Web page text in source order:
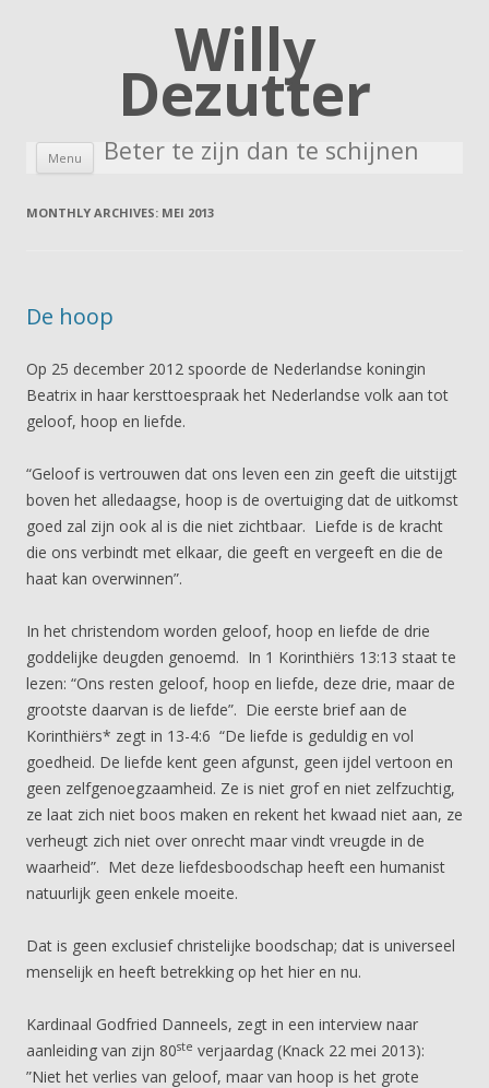
Willy
Dezutter
Beter te zijn dan te schijnen
Menu Skip to content
MONTHLY ARCHIVES: MEI 2013
De hoop
Op 25 december 2012 spoorde de Nederlandse koningin
Beatrix in haar kersttoespraak het Nederlandse volk aan tot
geloof, hoop en liefde.
“Geloof is vertrouwen dat ons leven een zin geeft die uitstijgt
boven het alledaagse, hoop is de overtuiging dat de uitkomst
goed zal zijn ook al is die niet zichtbaar. Liefde is de kracht
die ons verbindt met elkaar, die geeft en vergeeft en die de
haat kan overwinnen”.
In het christendom worden geloof, hoop en liefde de drie
goddelijke deugden genoemd. In 1 Korinthiërs 13:13 staat te
lezen: “Ons resten geloof, hoop en liefde, deze drie, maar de
grootste daarvan is de liefde”. Die eerste brief aan de
Korinthiërs* zegt in 13-4:6 “De liefde is geduldig en vol
goedheid. De liefde kent geen afgunst, geen ijdel vertoon en
geen zelfgenoegzaamheid. Ze is niet grof en niet zelfzuchtig,
ze laat zich niet boos maken en rekent het kwaad niet aan, ze
verheugt zich niet over onrecht maar vindt vreugde in de
waarheid”. Met deze liefdesboodschap heeft een humanist
natuurlijk geen enkele moeite.
Dat is geen exclusief christelijke boodschap; dat is universeel
menselijk en heeft betrekking op het hier en nu.
Kardinaal Godfried Danneels, zegt in een interview naar
aanleiding van zijn 80ste verjaardag (Knack 22 mei 2013):
”Niet het verlies van geloof, maar van hoop is het grote